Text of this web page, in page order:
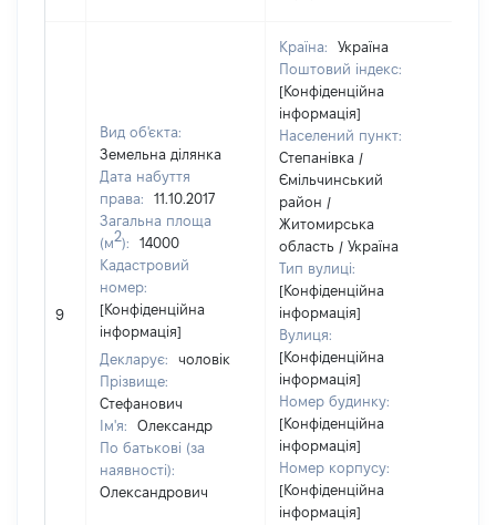
9
Вид об'єкта:
Земельна ділянка
Дата набуття
права:
11.10.2017
Загальна площа
(м2):
14000
Кадастровий
номер:
[Конфіденційна
інформація]
Декларує:
чоловік
Прізвище:
Стефанович
Ім'я:
Олександр
По батькові (за
наявності):
Олександрович
Країна:
Україна
Поштовий індекс:
[Конфіденційна
інформація]
Населений пункт:
Степанівка /
Ємільчинський
район /
Житомирська
область / Україна
Тип вулиці:
[Конфіденційна
інформація]
Вулиця:
[Конфіденційна
інформація]
Номер будинку:
[Конфіденційна
інформація]
Номер корпусу:
[Конфіденційна
інформація]